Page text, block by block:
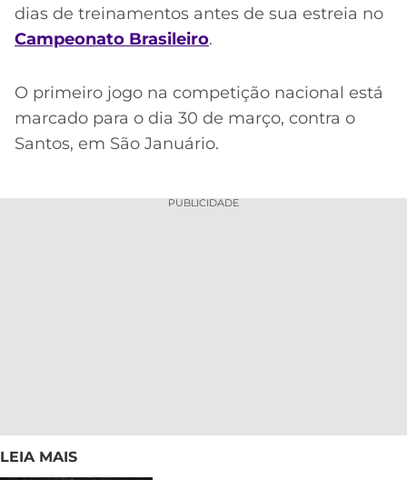
dias de treinamentos antes de sua estreia no
Campeonato Brasileiro.
O primeiro jogo na competição nacional está
marcado para o dia 30 de março, contra o
Santos, em São Januário.
PUBLICIDADE
LEIA MAIS